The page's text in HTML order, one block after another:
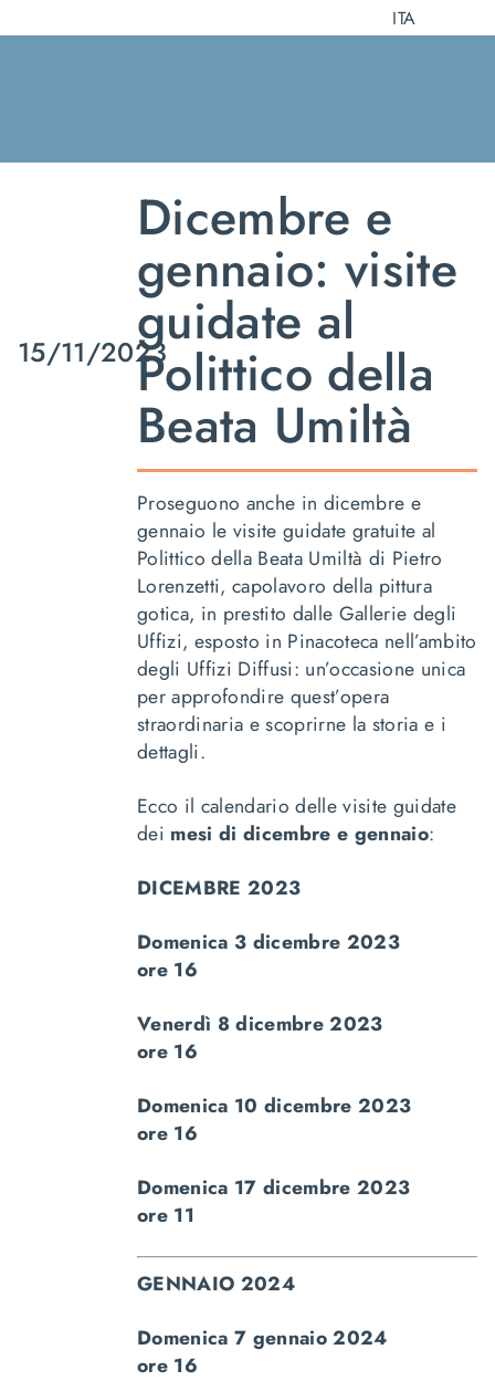
al
ITA
15/11/2023
Dicembre e
gennaio: visite
guidate al
Polittico della
Beata Umiltà
Proseguono anche in dicembre e
gennaio le visite guidate gratuite al
Polittico della Beata Umiltà di Pietro
Lorenzetti, capolavoro della pittura
gotica, in prestito dalle Gallerie degli
Uffizi, esposto in Pinacoteca nell’ambito
degli Uffizi Diffusi: un’occasione unica
per approfondire quest’opera
straordinaria e scoprirne la storia e i
dettagli.
Ecco il calendario delle visite guidate
dei mesi di dicembre e gennaio:
DICEMBRE 2023
Domenica 3 dicembre 2023
ore 16
Venerdì 8 dicembre 2023
ore 16
Domenica 10 dicembre 2023
ore 16
Domenica 17 dicembre 2023
ore 11
GENNAIO 2024
Domenica 7 gennaio 2024
ore 16